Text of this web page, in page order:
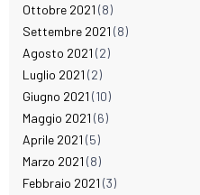
Ottobre 2021 (8)
Settembre 2021 (8)
Agosto 2021 (2)
Luglio 2021 (2)
Giugno 2021 (10)
Maggio 2021 (6)
Aprile 2021 (5)
Marzo 2021 (8)
Febbraio 2021 (3)